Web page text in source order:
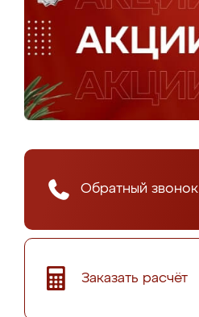
Обратный звонок
Заказать расчёт